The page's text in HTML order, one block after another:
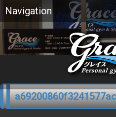
Navigation